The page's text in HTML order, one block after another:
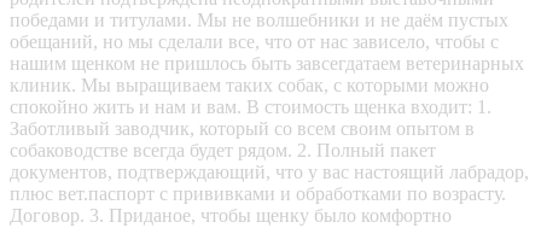
победами и титулами. Мы не волшебники и не даём пустых
обещаний, но мы сделали все, что от нас зависело, чтобы с
нашим щенком не пришлось быть завсегдатаем ветеринарных
клиник. Мы выращиваем таких собак, с которыми можно
спокойно жить и нам и вам. В стоимость щенка входит: 1.
Заботливый заводчик, который со всем своим опытом в
собаководстве всегда будет рядом. 2. Полный пакет
документов, подтверждающий, что у вас настоящий лабрадор,
плюс вет.паспорт с прививками и обработками по возрасту.
Договор. 3. Приданое, чтобы щенку было комфортно